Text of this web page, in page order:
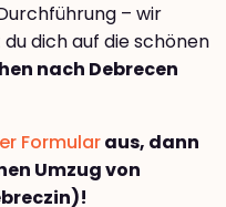
– wir
dich auf die schönen
nach Debrecen
Formularaus, dann
Umzug von